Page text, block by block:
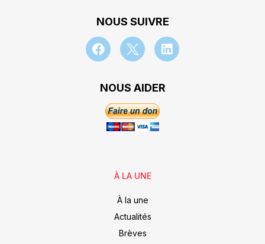
NOUS SUIVRE
NOUS AIDER
À LA UNE
À la une
Actualités
Brèves